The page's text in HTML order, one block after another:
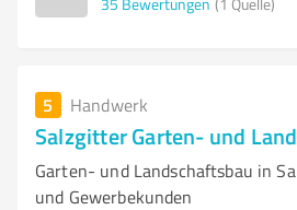
5 Handwerk
Salzgitter Garten- und
Garten- und Landschaftsbau in
und Gewerbekunden